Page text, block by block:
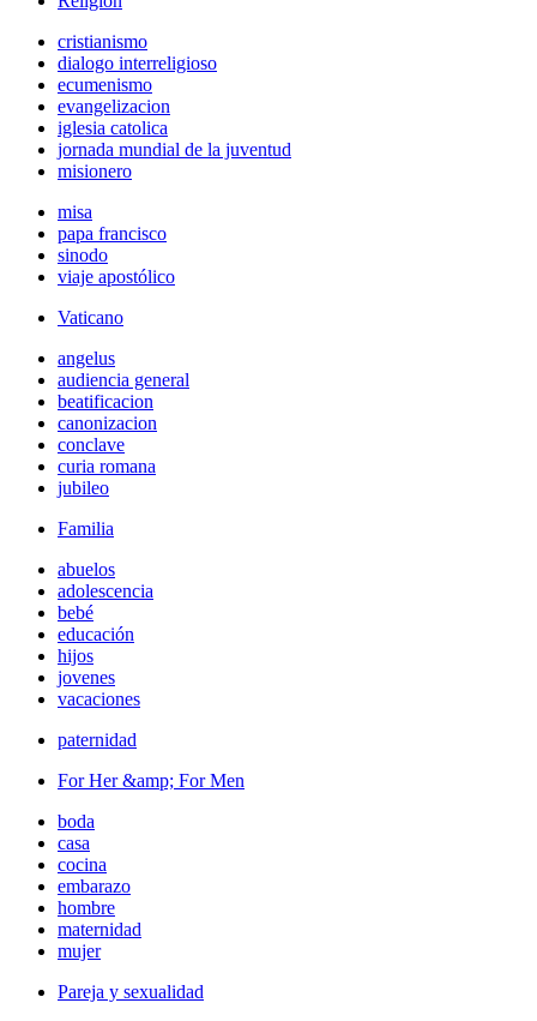
cristianismo
dialogo interreligioso
ecumenismo
evangelizacion
iglesia catolica
jornada mundial de la juventud
misionero
misa
papa francisco
sinodo
viaje apostólico
Vaticano
angelus
audiencia general
beatificacion
canonizacion
conclave
curia romana
jubileo
Familia
abuelos
adolescencia
bebé
educación
hijos
jovenes
vacaciones
paternidad
For Her &amp; For Men
boda
casa
cocina
embarazo
hombre
maternidad
mujer
Pareja y sexualidad